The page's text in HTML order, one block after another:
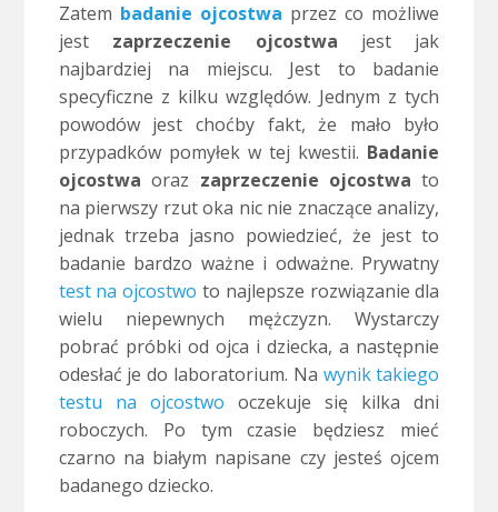
Zatem badanie ojcostwa przez co możliwe
jest zaprzeczenie ojcostwa jest jak
najbardziej na miejscu. Jest to badanie
specyficzne z kilku względów. Jednym z tych
powodów jest choćby fakt, że mało było
przypadków pomyłek w tej kwestii. Badanie
ojcostwa oraz zaprzeczenie ojcostwa to
na pierwszy rzut oka nic nie znaczące analizy,
jednak trzeba jasno powiedzieć, że jest to
badanie bardzo ważne i odważne. Prywatny
test na ojcostwo to najlepsze rozwiązanie dla
wielu niepewnych mężczyzn. Wystarczy
pobrać próbki od ojca i dziecka, a następnie
odesłać je do laboratorium. Na wynik takiego
testu na ojcostwo oczekuje się kilka dni
roboczych. Po tym czasie będziesz mieć
czarno na białym napisane czy jesteś ojcem
badanego dziecko.